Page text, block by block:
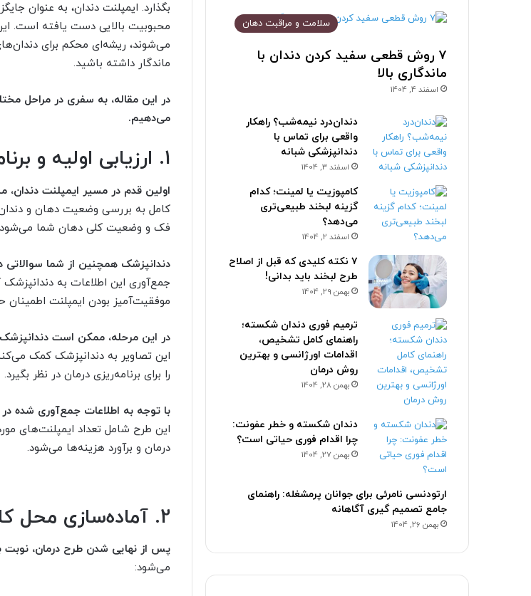
بگذارد. ایمپلنت دندان، به عنوان
محبوبیت بالایی دست یافته است.
می‌شوند، ریشه‌ای محکم برای
ماندگار داشته باشید.
در این مقاله، به سفری در مراحل
می‌دهیم.
1. ارزیابی اولیه و برنامه‌ریزی درمان:
اولین قدم در مسیر ایمپلنت دندان،
کامل به بررسی وضعیت دهان و دندان
فک و وضعیت کلی دهان شما
دندانپزشک همچنین از شما
جمع‌آوری این اطلاعات به
موفقیت‌آمیز بودن ایمپلنت اطمینان
در این مرحله، ممکن است
این تصاویر به دندانپزشک کمک
را برای برنامه‌ریزی درمان در نظر بگیرد.
با توجه به اطلاعات جمع‌آوری شده
این طرح شامل تعداد ایمپلنت‌های
درمان و برآورد هزینه‌ها می‌شود.
2. آماده‌سازی محل کاشت:
پس از نهایی شدن طرح درمان،
می‌شود:
سلامت و مراقبت دهان
۷ روش قطعی سفید کردن دندان با
ماندگاری بالا
اسفند 4, 1404
دندان‌درد نیمه‌شب؟ راهکار
واقعی برای تماس با
دندانپزشکی شبانه
اسفند 3, 1404
کامپوزیت یا لمینت؛ کدام
گزینه لبخند طبیعی‌تری
می‌دهد؟
اسفند 2, 1404
۷ نکته کلیدی که قبل از اصلاح
طرح لبخند باید بدانی!
بهمن 29, 1404
ترمیم فوری دندان شکسته؛
راهنمای کامل تشخیص،
اقدامات اورژانسی و بهترین
روش درمان
بهمن 28, 1404
دندان شکسته و خطر عفونت:
چرا اقدام فوری حیاتی است؟
بهمن 27, 1404
ارتودنسی نامرئی برای جوانان پرمشغله: راهنمای
جامع تصمیم گیری آگاهانه
بهمن 26, 1404